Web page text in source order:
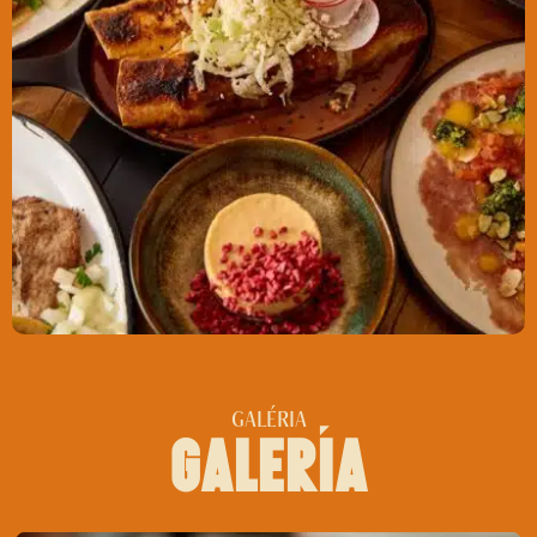
GALÉRIA
galerĺa